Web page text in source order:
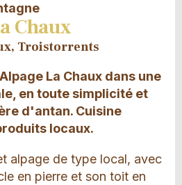
Chaux
Troistorrents
La Chaux dans une
en toute simplicité et
d'antan. Cuisine
locaux.
alpage de type local, avec
en pierre et son toit en